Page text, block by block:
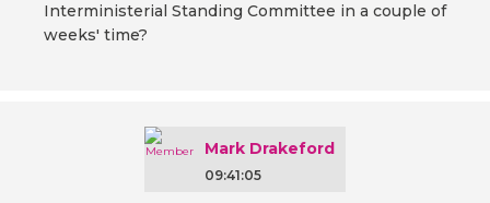
Interministerial Standing Committee in a couple of
weeks' time?
Mark Drakeford
09:41:05